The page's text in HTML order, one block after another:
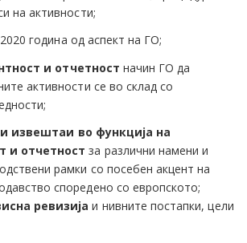
на активности;
година од аспект на ГО;
и отчетност начин ГО да
активности се во склад со
извештаи во функција на
и отчетностза различни намени и
рамки со посебен акцент на
споредено со европското;
ревизијаи нивните постапки, цели